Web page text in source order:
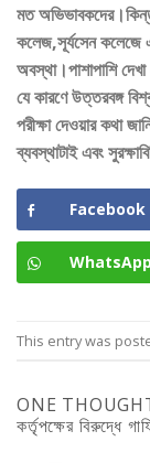
মত
কলেজ,সূর্যসেন কলেজে
অবস্থা।পাশাপাশি
যে কারণে উত্তরবঙ্গ
পরীক্ষা দেওয়ার কথা
ব্যবস্থাটাই এবং
Facebook
WhatsApp
This entry was
ONE
কর্তৃপক্ষের বিরুদ্ধে